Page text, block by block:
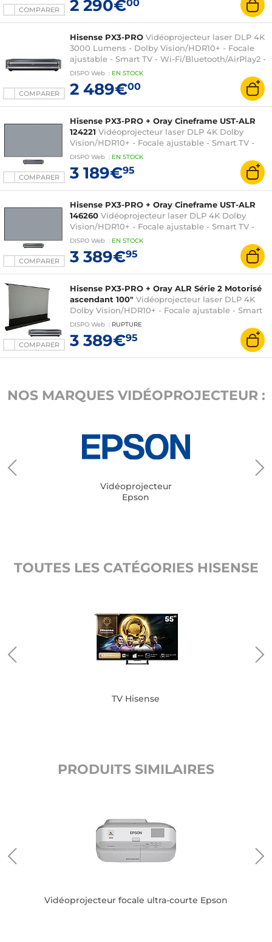
COMPARER 2 290€00
COMPARER
Hisense PX3-PRO Vidéoprojecteur laser DLP 4K
3000 Lumens - Dolby Vision/HDR10+ - Focale
ajustable - Smart TV - Wi-Fi/Bluetooth/AirPlay2 -
HDMI 2.1 - Barre de son 2 x 15 Watts + 2 x 10
Watts Dolby Atmos
DISPO Web : EN STOCK
2 489€00
COMPARER
Hisense PX3-PRO + Oray Cineframe UST-ALR
124221 Vidéoprojecteur laser DLP 4K Dolby
Vision/HDR10+ - Focale ajustable - Smart TV -
Wi-Fi/Bluetooth/AirPlay2 - HDMI 2.1 - Barre de
son 2 x 15 Watts + 2 x 10 Watts Dolby Atmos +
Ecran fixe sur cadre 100" pour vidéoprojecteur à
DISPO Web : EN STOCK
3 189€95
COMPARER
Hisense PX3-PRO + Oray Cineframe UST-ALR
146260 Vidéoprojecteur laser DLP 4K Dolby
Vision/HDR10+ - Focale ajustable - Smart TV -
Wi-Fi/Bluetooth/AirPlay2 - HDMI 2.1 - Barre de
son 2 x 15 Watts + 2 x 10 Watts Dolby Atmos +
Ecran fixe sur cadre 120" pour vidéoprojecteur à
DISPO Web : EN STOCK
3 389€95
COMPARER
Hisense PX3-PRO + Oray ALR Série 2 Motorisé
ascendant 100" Vidéoprojecteur laser DLP 4K
Dolby Vision/HDR10+ - Focale ajustable - Smart
TV - Wi-Fi/Bluetooth/AirPlay2 - HDMI 2.1 - Barre
de son 2 x 15 Watts + 2 x 10 Watts Dolby Atmos +
Ecran motorisé ascendant 100"
DISPO Web : RUPTURE
3 389€95
NOS MARQUES VIDÉOPROJECTEUR :
Vidéoprojecteur
Epson
TOUTES LES CATÉGORIES HISENSE
TV Hisense
PRODUITS SIMILAIRES
Vidéoprojecteur focale ultra-courte Epson